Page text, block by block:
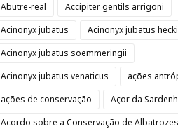
Abutre-real
Accipiter gentils arrigoni
Acinonyx jubatus
Acinonyx jubatus hecki
Acinonyx jubatus soemmeringii
Acinonyx jubatus venaticus
ações
ações de conservação
Açor da
Acordo sobre a Conservação de